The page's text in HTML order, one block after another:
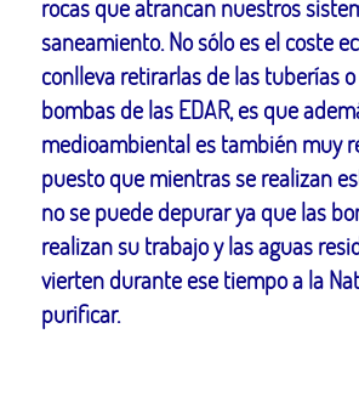
rocas que atrancan nuestros
saneamiento. No sólo es el coste
conlleva retirarlas de las tuberías
bombas de las EDAR, es que
medioambiental es también muy
puesto que mientras se realizan
no se puede depurar ya que las
realizan su trabajo y las aguas
vierten durante ese tiempo a la
purificar.